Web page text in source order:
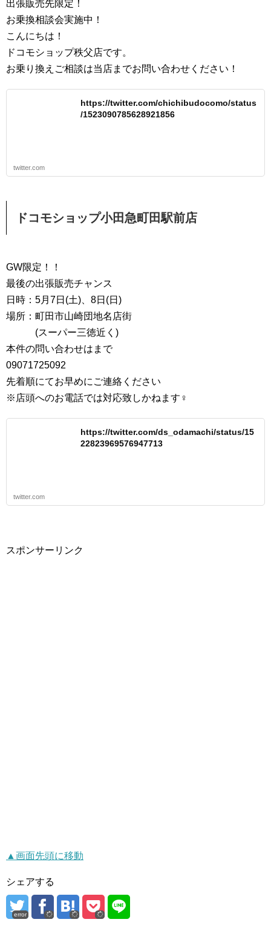
出張販売先限定！
お乗換相談会実施中！
こんにちは！
ドコモショップ秩父店です。
お乗り換えご相談は当店までお問い合わせください！
https://twitter.com/chichibudocomo/status
/1523090785628921856
twitter.com
ドコモショップ小田急町田駅前店
GW限定！！
最後の出張販売チャンス
日時：5月7日(土)、8日(日)
場所：町田市山崎団地名店街
(スーパー三徳近く)
本件の問い合わせはまで
09071725092
先着順にてお早めにご連絡ください
※店頭へのお電話では対応致しかねます♀
https://twitter.com/ds_odamachi/status/15
22823969576947713
twitter.com
スポンサーリンク
▲画面先頭に移動
シェアする
error